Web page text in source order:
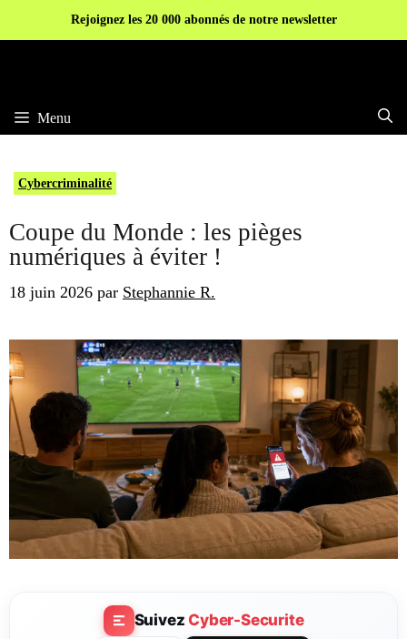
Rejoignez les 20 000 abonnés de notre newsletter
Menu
Cybercriminalité
Coupe du Monde : les pièges
numériques à éviter !
18 juin 2026 par Stephannie R.
SuivezCyber-Securite